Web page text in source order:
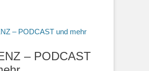
– PODCAST